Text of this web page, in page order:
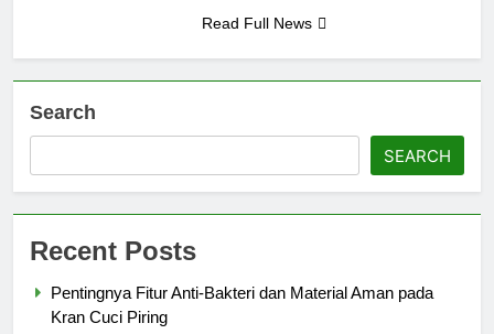
Read Full News
Search
SEARCH
Recent Posts
Pentingnya Fitur Anti-Bakteri dan Material Aman pada
Kran Cuci Piring